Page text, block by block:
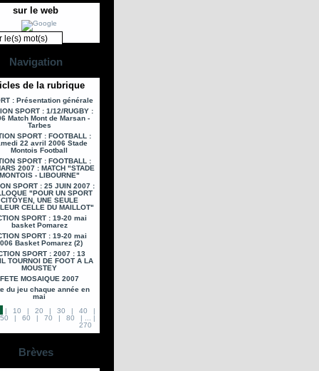
sur le web
Navigation
de la rubrique
: Présentation générale
SPORT : 1/12/RUGBY :
Match Mont de Marsan -
Tarbes
SPORT : FOOTBALL :
22 avril 2006 Stade
Montois Football
SPORT : FOOTBALL :
2007 : MATCH "STADE
- LIBOURNE"
SPORT : 25 JUIN 2007 :
"POUR UN SPORT
CITOYEN, UNE SEULE
CELLE DU MAILLOT"
SPORT : 19-20 mai
basket Pomarez
SPORT : 19-20 mai
Basket Pomarez (2)
SPORT : 2007 : 13
TOURNOI DE FOOT A LA
MOUSTEY
FETE MOSAIQUE 2007
du jeu chaque année en
mai
|
10 | 20 | 30 | 40
|
50
| 60 | 70 | 80 |
|
270
Brèves